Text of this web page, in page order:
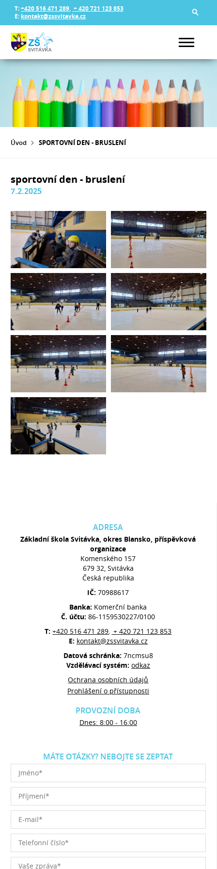
T:+420 516 471 289, + 420 721 123 853
E: kontakt@zssvitavka.cz
Úvod SPORTOVNÍ DEN - BRUSLENÍ
sportovní den - bruslení
7.2.2025
ADRESA
Základní škola Svitávka, okres Blansko, příspěvková
organizace
Komenského 157
679 32, Svitávka
Česká republika
IČ:70988617
Banka: Komerční banka
Č. účtu:86-1159530227/0100
T:+420 516 471 289, + 420 721 123 853
E: kontakt@zssvitavka.cz
Datová schránka: 7ncmsu8
Vzdělávací systém: odkaz
Ochrana osobních údajů
Prohlášení o přístupnosti
PROVOZNÍ DOBA
Dnes: 8:00 - 16:00
MÁTE OTÁZKY? NEBOJTE SE ZEPTAT